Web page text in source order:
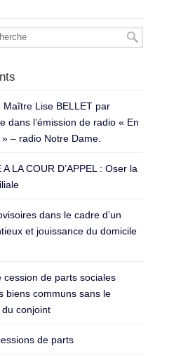
Maître Lise BELLET par
dans l’émission de radio « En
– radio Notre Dame.
LA COUR D’APPEL : Oser la
dans le cadre d’un
et jouissance du domicile
cession de parts sociales
biens communs sans le
conjoint
de parts